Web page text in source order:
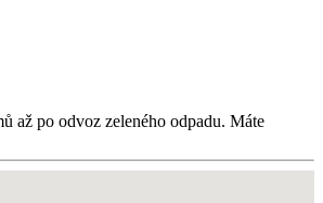
až po odvoz zeleného odpadu. Máte